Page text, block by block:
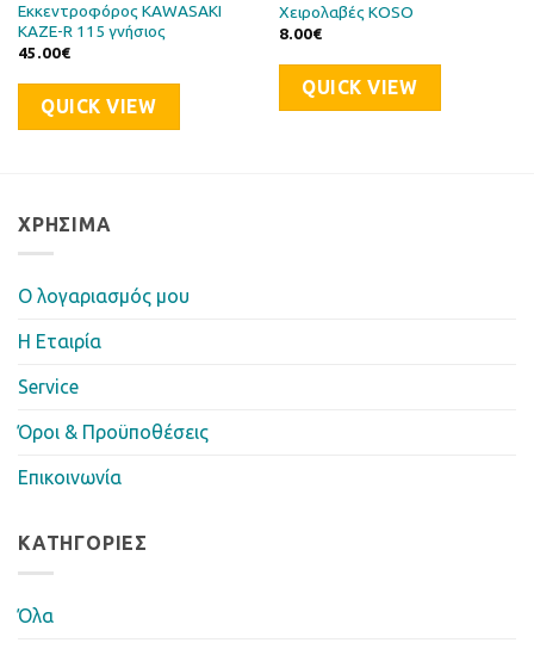
Εκκεντροφόρος KAWASAKI
KAZE-R 115 γνήσιος
45.00€
QUICK VIEW
Χειρολαβές KOSO
8.00€
QUICK VIEW
ΧΡΉΣΙΜΑ
Ο λογαριασμός μου
Η Eταιρία
Service
Όροι & Προϋποθέσεις
Επικοινωνία
ΚΑΤΗΓΟΡΊΕΣ
Όλα